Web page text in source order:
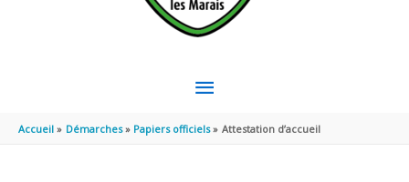
MENU
PRINCIPAL
Accueil Démarches Papiers officiels Attestation d’accueil